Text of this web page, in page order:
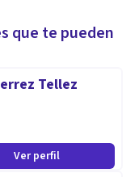
que te pueden
Tellez
Ver perfil